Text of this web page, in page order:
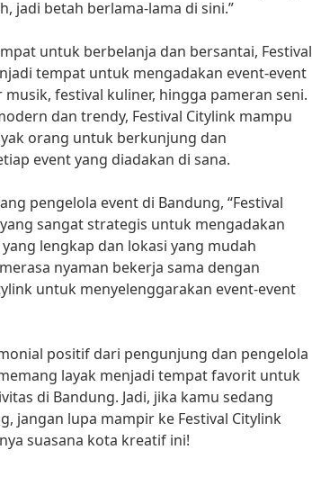
jadi betah berlama-lama di sini.”
untuk berbelanja dan bersantai, Festival
tempat untuk mengadakan event-event
musik, festival kuliner, hingga pameran seni.
dan trendy, Festival Citylink mampu
orang untuk berkunjung dan
event yang diadakan di sana.
pengelola event di Bandung, “Festival
sangat strategis untuk mengadakan
lengkap dan lokasi yang mudah
nyaman bekerja sama dengan
untuk menyelenggarakan event-event
positif dari pengunjung dan pengelola
layak menjadi tempat favorit untuk
di Bandung. Jadi, jika kamu sedang
jangan lupa mampir ke Festival Citylink
suasana kota kreatif ini!